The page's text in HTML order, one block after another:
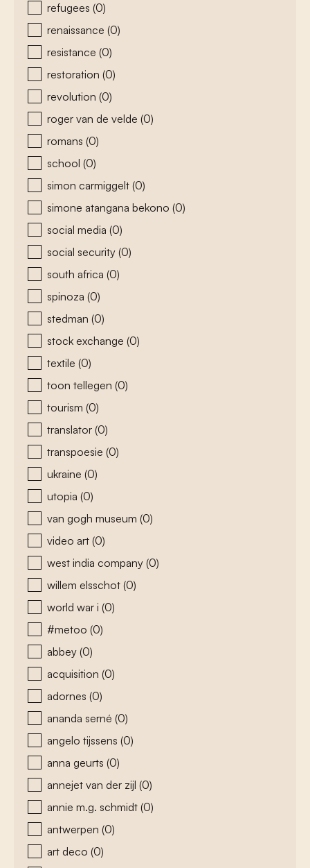
refugees (0)
renaissance (0)
resistance (0)
restoration (0)
revolution (0)
roger van de velde (0)
romans (0)
school (0)
simon carmiggelt (0)
simone atangana bekono (0)
social media (0)
social security (0)
south africa (0)
spinoza (0)
stedman (0)
stock exchange (0)
textile (0)
toon tellegen (0)
tourism (0)
translator (0)
transpoesie (0)
ukraine (0)
utopia (0)
van gogh museum (0)
video art (0)
west india company (0)
willem elsschot (0)
world war i (0)
#metoo (0)
abbey (0)
acquisition (0)
adornes (0)
ananda serné (0)
angelo tijssens (0)
anna geurts (0)
annejet van der zijl (0)
annie m.g. schmidt (0)
antwerpen (0)
art deco (0)